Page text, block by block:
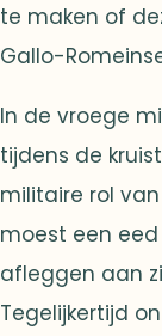
te maken of
Gallo-
In de vroege
tijdens de
militaire rol
moest een
afleggen aan
Tegelijkertijd